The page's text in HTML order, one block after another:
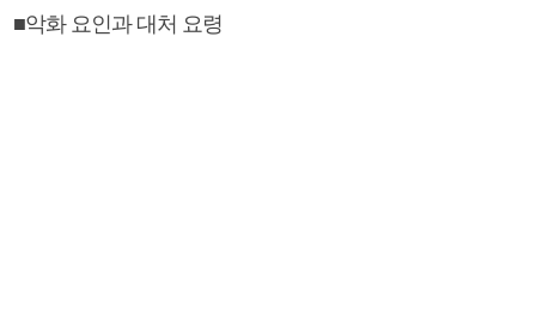
■악화 요인과 대처 요령